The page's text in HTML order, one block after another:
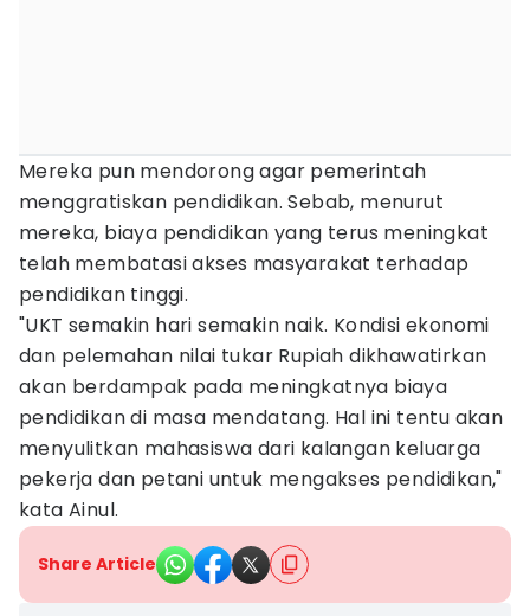
Mereka pun mendorong agar pemerintah
menggratiskan pendidikan. Sebab, menurut
mereka, biaya pendidikan yang terus meningkat
telah membatasi akses masyarakat terhadap
pendidikan tinggi.
"UKT semakin hari semakin naik. Kondisi ekonomi
dan pelemahan nilai tukar Rupiah dikhawatirkan
akan berdampak pada meningkatnya biaya
pendidikan di masa mendatang. Hal ini tentu akan
menyulitkan mahasiswa dari kalangan keluarga
pekerja dan petani untuk mengakses pendidikan,"
kata Ainul.
Share Article